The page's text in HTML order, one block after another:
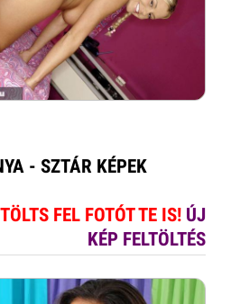
- SZTÁR KÉPEK
TÖLTS FEL FOTÓT TE IS! ÚJ
KÉP FELTÖLTÉS